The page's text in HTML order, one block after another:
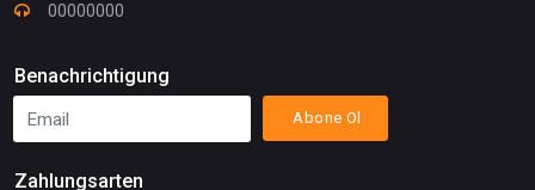
00000000
Benachrichtigung
Abone Ol
Zahlungsarten